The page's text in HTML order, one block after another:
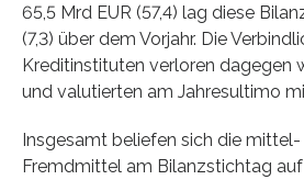
65,5 Mrd EUR (57,4) lag diese
(7,3) über dem Vorjahr. Die
Kreditinstituten verloren dagegen
und valutierten am Jahresultimo
Insgesamt beliefen sich die
Fremdmittel am Bilanzstichtag auf